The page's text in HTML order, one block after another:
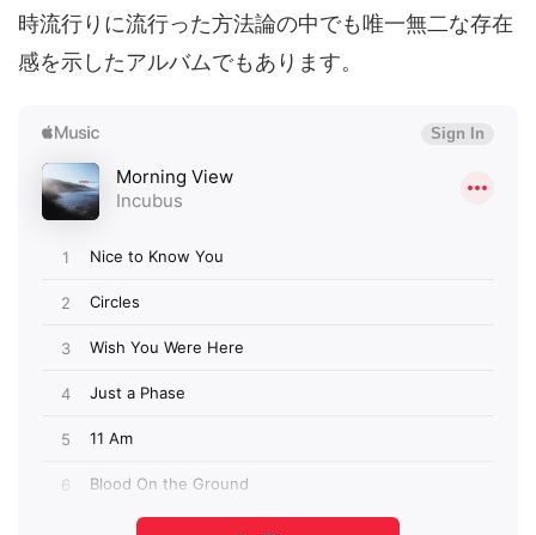
時流行りに流行った方法論の中でも唯一無二な存在
感を示したアルバムでもあります。